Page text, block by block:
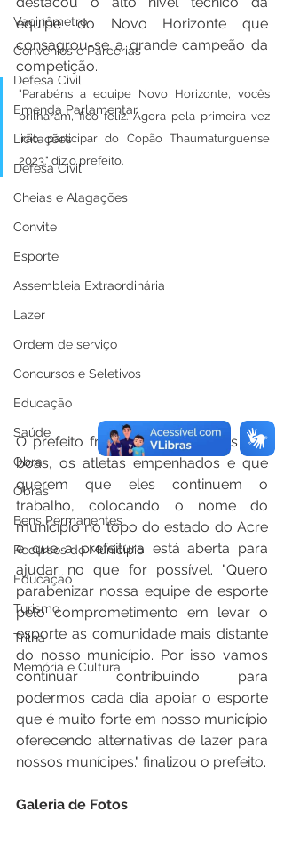
Vacinômetro
Convênios e Parcerias
Defesa Civil
Emenda Parlamentar
Licitações
Defesa Civil
Cheias e Alagações
Convite
Esporte
Assembleia Extraordinária
Lazer
Ordem de serviço
Concursos e Seletivos
Educação
Saúde
Obra
Obras
Bens Permanentes
Recursos do Município
Educação
Turismo
Trilha
Memória e Cultura
equipe do Novo Horizonte que
consagrou-se a grande campeão da
competição.
"Parabéns a equipe Novo Horizonte, vocês
brilharam, fico feliz. Agora pela primeira vez
irão participar do Copão Thaumaturguense
2023." diz o prefeito.
O prefeito frisou que as equipes são
boas, os atletas empenhados e que
querem que eles continuem o
trabalho, colocando o nome do
município no topo do estado do Acre
e que a prefeitura está aberta para
ajudar no que for possível. "Quero
parabenizar nossa equipe de esporte
pelo comprometimento em levar o
esporte as comunidade mais distante
do nosso município. Por isso vamos
continuar contribuindo para
podermos cada dia apoiar o esporte
que é muito forte em nosso município
oferecendo alternativas de lazer para
nossos munícipes." finalizou o prefeito.
Galeria de Fotos